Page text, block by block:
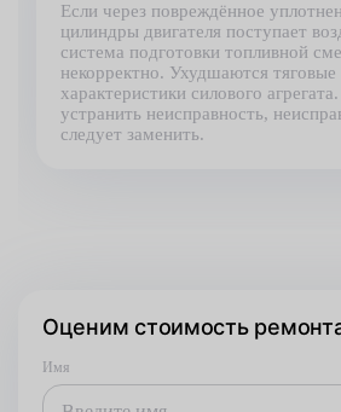
Если через повреждённое
цилиндры двигателя поступает
система подготовки топливной
некорректно. Ухудшаются тяговые
характеристики силового
устранить неисправность,
следует заменить.
Оценим стоимость
Имя